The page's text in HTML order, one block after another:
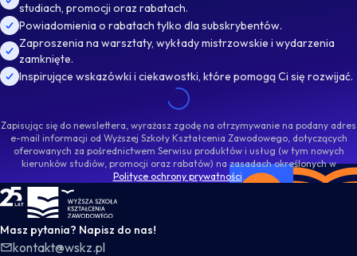
studiach, promocji oraz rabatach.
Powiadomienia o rabatach tylko dla subskrybentów.
Zaproszenia na warsztaty, wykłady mistrzowskie i wydarzenia
zamknięte.
Inspirujące wskazówki i ciekawostki, które pomogą Ci się rozwijać.
Zapisując się do newslettera, wyrażasz zgodę na otrzymywanie na podany adres
e-mail informacji od Wyższej Szkoły Kształcenia Zawodowego, dotyczących
oferowanych za pośrednictwem Serwisu produktów i usług (w tym nowych
kierunków studiów, promocji oraz rabatów) na zasadach określonych w
Polityce ochrony prywatności.
WSKZ - strona główna
Masz pytania? Napisz do nas!
kontakt@wskz.pl